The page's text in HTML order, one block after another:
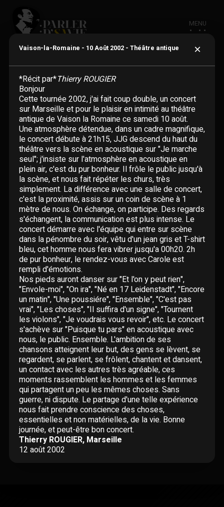
MENU
ACTUALITÉ
BIOGRAPHIE
CHANSONS
Adaptations étrangères
En un clin d'oeil
Paroles données
Pseudonymes
Reprises
DISCOGRAPHIE
Albums
Certifications
VIDÉOGRAPHIE
CONCERTS
ÉCRITS
Interviews
Livres
Hommages
BLOG
RG ROBERT GOLDMAN
PG PIERRE GOLDMAN
J&MJJG & MOI
QUI EST ?
Vaison-la-Romaine - 10 Août 2002 - Théâtre antique ×
*Récit par*Thierry ROUGIER
Bonjour
Cette tournée 2002, j'ai fait coup double, un concert
sur Marseille et pour le plaisir en intimité au théâtre
antique de Vaison la Romaine ce samedi 10 août.
Une atmosphère détendue, dans un cadre magnifique,
le concert débute à 21h15, JJG descend du haut du
théâtre vers la scène en acoustique sur "Je marche
seul"; j'insiste sur l'atmosphère en acoustique en
plein air, c'est du pur bonheur. Il frôle le public jusqu'à
la scène, et nous fait répéter les churs, très
simplement. La différence avec une salle de concert,
c'est la proximité, assis sur un coin de scène à 1
mètre de nous. On échange, on participe. Des regards
s'échangent, la communication est plus intense. Le
concert démarre avec l'équipe qui entre sur scène
dans la pénombre du soir, vêtu d'un jean gris et T-shirt
bleu, cet homme nous fera vibrer jusqu'a 00h20. 2h
de pur bonheur, le rendez-vous avec Carole est
rempli d'émotions.
Nos pieds auront danser sur "Et l'on y peut rien",
"Envole-moi", "On ira", "Né en 17 Leidenstadt", "Encore
un matin", "Une poussiére", "Ensemble", "C'est pas
vrai", "Les choses", "Il suffira d'un signe", "Tournent
les violons", "Je voudrais vous revoir", etc. Le concert
s'achève sur "Puisque tu pars" en acoustique avec
nous, le public. Ensemble. L'ambition de ses
chansons atteignent leur but, des gens se lèvent, se
regardent, se parlent, se frôlent, chantent et dansent,
un contact avec les autres très agréable, ces
moments rassemblent les hommes et les femmes
qui partagent un peu les mêmes choses. Sans
guerre, ni dispute. Le partage d'une telle expérience
nous fait prendre conscience des choses,
essentielles et non matérielles, de la vie. Bonne
journée, et peut-être bon concert.
Thierry ROUGIER, Marseille
12 août 2002